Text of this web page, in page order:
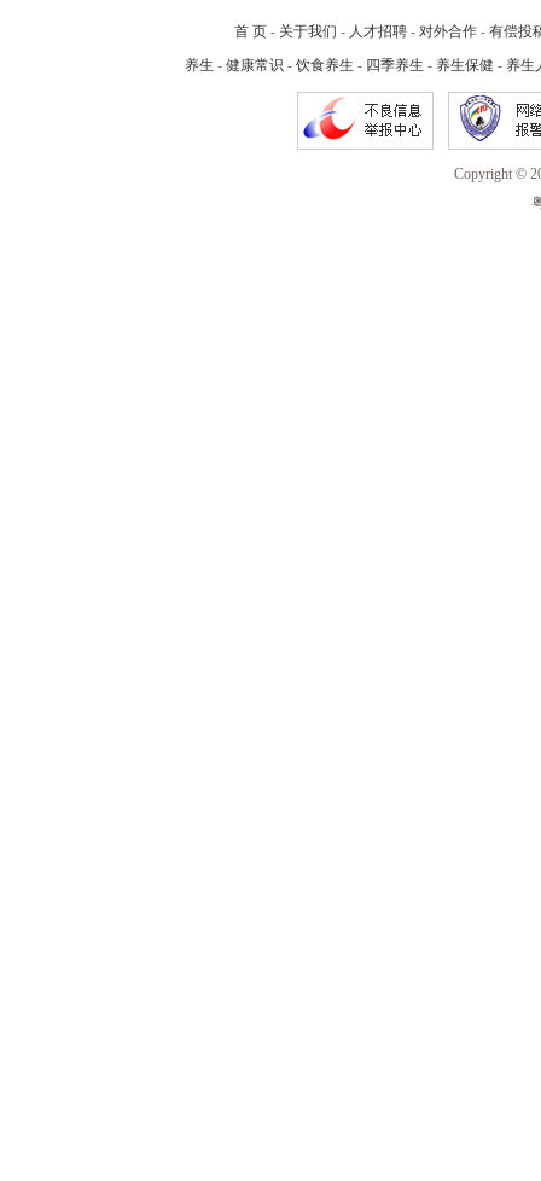
首 页- 关于我们 - 人才招聘- 对外合作- 有偿投
养生 - 健康常识 - 饮食养生 - 四季养生 - 养生保健 - 养生
Copyright ©